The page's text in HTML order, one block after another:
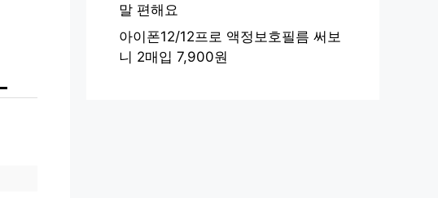
말 편해요
아이폰12/12프로 액정보호필름 써보
니 2매입 7,900원